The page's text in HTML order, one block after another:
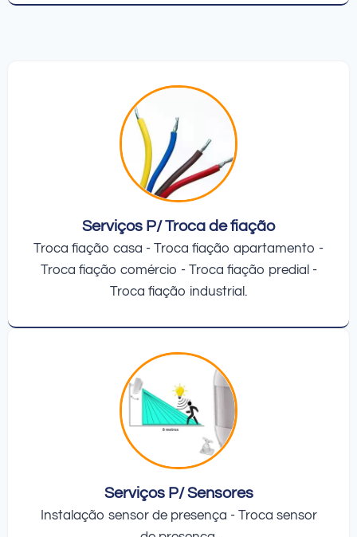
Serviços P/ Troca de fiação
Troca fiação casa - Troca fiação apartamento -
Troca fiação comércio - Troca fiação predial -
Troca fiação industrial.
Serviços P/ Sensores
Instalação sensor de presença - Troca sensor